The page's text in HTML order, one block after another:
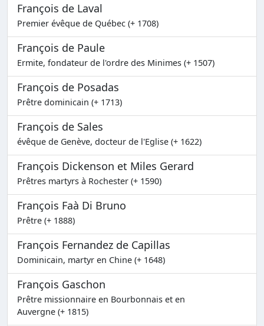
François de Laval
Premier évêque de Québec (+ 1708)
François de Paule
Ermite, fondateur de l'ordre des Minimes (+ 1507)
François de Posadas
Prêtre dominicain (+ 1713)
François de Sales
évêque de Genève, docteur de l'Eglise (+ 1622)
François Dickenson et Miles Gerard
Prêtres martyrs à Rochester (+ 1590)
François Faà Di Bruno
Prêtre (+ 1888)
François Fernandez de Capillas
Dominicain, martyr en Chine (+ 1648)
François Gaschon
Prêtre missionnaire en Bourbonnais et en
Auvergne (+ 1815)